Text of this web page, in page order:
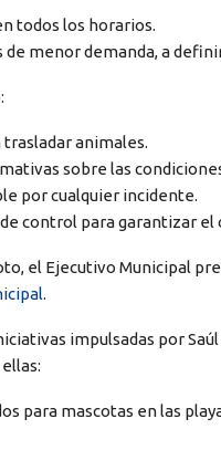
todos los horarios.
de menor demanda, a
animales.
sobre las
por cualquier incidente.
control para garantizar el
el Ejecutivo Municipal
.
impulsadas por
para mascotas en las